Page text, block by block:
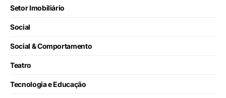
Setor Imobiliário
Social
Social & Comportamento
Teatro
Tecnologia e Educação